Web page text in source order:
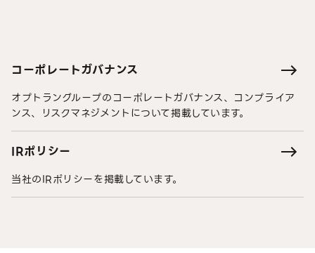
コーポレートガバナンス
オプトラングループのコーポレートガバナンス、コンプライア
ンス、リスクマネジメントについて掲載しています。
IRポリシー
当社のIRポリシーを掲載しています。